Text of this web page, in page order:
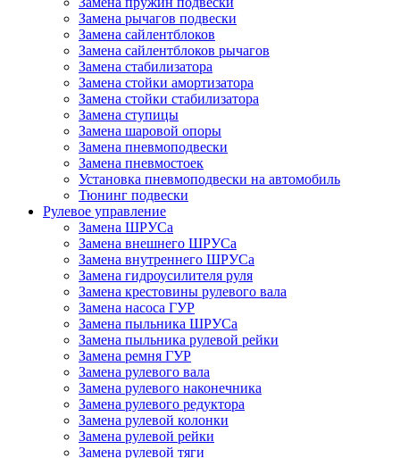
Замена рычагов подвески
Замена сайлентблоков
Замена сайлентблоков рычагов
Замена стабилизатора
Замена стойки амортизатора
Замена стойки стабилизатора
Замена ступицы
Замена шаровой опоры
Замена пневмоподвески
Замена пневмостоек
Установка пневмоподвески на автомобиль
Тюнинг подвески
Рулевое управление
Замена ШРУСа
Замена внешнего ШРУСа
Замена внутреннего ШРУСа
Замена гидроусилителя руля
Замена крестовины рулевого вала
Замена насоса ГУР
Замена пыльника ШРУСа
Замена пыльника рулевой рейки
Замена ремня ГУР
Замена рулевого вала
Замена рулевого наконечника
Замена рулевого редуктора
Замена рулевой колонки
Замена рулевой рейки
Замена рулевой тяги